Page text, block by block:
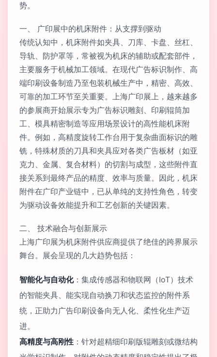
势。
一、 广印展中的机床附件：从支撑到驱动
传统认知中，机床附件如夹具、刀库、卡盘、丝杠、
导轨、防护罩等，常被视为机床的辅助或配套部件，
主要服务于机械加工领域。在现代广告标识制作、高
端印刷设备制造乃至包装机械生产中，精密、高效、
可靠的加工环节至关重要。上海广印展上，越来越多
的参展商开始展示专为广告标识雕刻、印刷辊筒加
工、模具精密制造等应用场景设计的高性能机床附
件。例如，高精度旋转工作台用于复杂曲面标识的雕
铣，特殊材质的刀具和夹具应对各类广告板材（如亚
克力、金属、复合材料）的切割与成型，这些附件直
接关系到最终产品的精度、效率与质量。因此，机床
附件在广印产业链中，已从单纯的支持性角色，转变
为驱动设备效能提升和工艺创新的关键因素。
二、 技术融合与创新展示
上海广印展为机床附件供应商提供了绝佳的跨界展示
舞台。展会呈现的几大趋势包括：
智能化与自动化：集成传感器和物联网（IoT）技术
的智能夹具、能实现自动换刀和状态监控的附件系
统，正助力广告印刷设备向无人化、柔性化生产迈
进。
高精度与高刚性 ：针对超精细印刷版辊雕刻或微结构